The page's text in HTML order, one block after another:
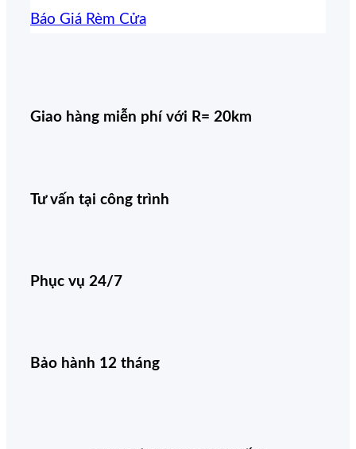
Báo Giá Rèm Cửa
Giao hàng miễn phí với R= 20km
Tư vấn tại công trình
Phục vụ 24/7
Bảo hành 12 tháng